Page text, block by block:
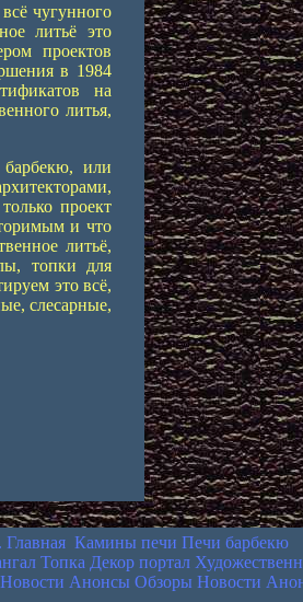
чугунного
литьё это
проектов
в 1984
на
литья,
или
проект
и что
литьё,
топки для
это всё,
слесарные,
Главная Камины печи Печи барбекю
Топка Декор портал
Анонсы Обзоры Новости